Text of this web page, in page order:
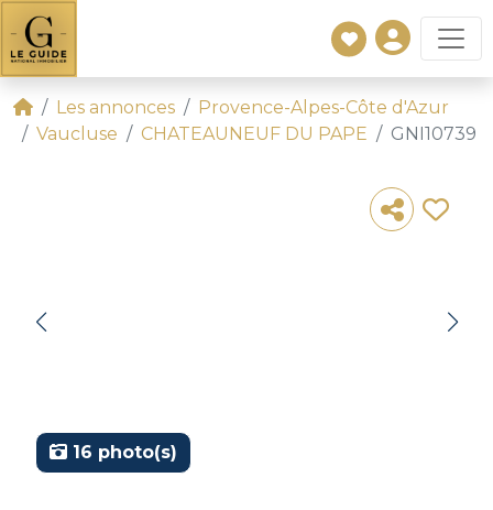
Les annonces
Provence-Alpes-Côte d'Azur
Vaucluse
CHATEAUNEUF DU PAPE GNI10739
16 photo(s)